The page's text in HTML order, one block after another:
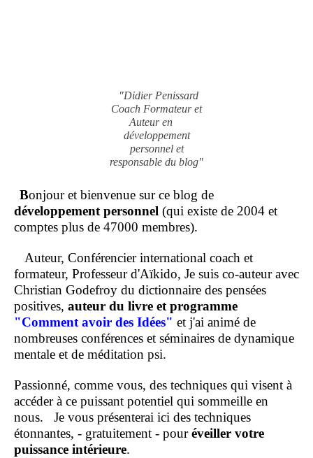
"Didier Penissard
Coach Formateur et
Auteur en
développement
personnel et
responsable du blog"
Bonjour et bienvenue sur ce blog de
développement personnel (qui existe de 2004 et
comptes plus de 47000 membres).
Auteur, Conférencier international coach et
formateur, Professeur d'Aïkido, Je suis co-auteur avec
Christian Godefroy du dictionnaire des pensées
positives, auteur du livre et programme
"Comment avoir des Idées" et j'ai animé de
nombreuses conférences et séminaires de dynamique
mentale et de méditation psi.
Passionné, comme vous, des techniques qui visent à
accéder à ce puissant potentiel qui sommeille en
nous. Je vous présenterai ici des techniques
étonnantes, - gratuitement - pouréveiller votre
puissance intérieure.